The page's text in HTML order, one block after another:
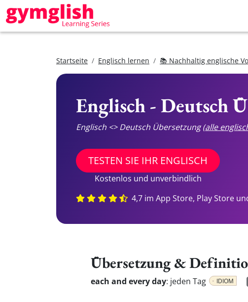
Startseite Englisch lernen 📚 Nachhaltig englische
Englisch - Deutsch
Englisch <> Deutsch Übersetzung(alle
TESTEN SIE IHR ENGLISCH
Kostenlos und unverbindlich
4,7 im App Store, Play Store
Übersetzung &
each and every day: jeden Tag IDIOM